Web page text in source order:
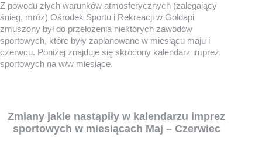
Z powodu złych warunków atmosferycznych (zalegający
śnieg, mróz) Ośrodek Sportu i Rekreacji w Gołdapi
zmuszony był do przełożenia niektórych zawodów
sportowych, które były zaplanowane w miesiącu maju i
czerwcu. Poniżej znajduje się skrócony kalendarz imprez
sportowych na w/w miesiące.
Zmiany jakie nastąpiły w kalendarzu imprez
sportowych w miesiącach Maj – Czerwiec